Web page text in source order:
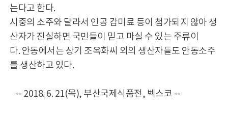
는다고 한다.
시중의 소주와 달라서 인공 감미료 등이 첨가되지 않아 생
산자가 진실하면 국민들이 믿고 마실 수 있는 주류이
다. 안동에서는 상기 조옥화씨 외의 생산자들도 안동소주
를 생산하고 있다.
-- 2018. 6. 21(목), 부산국제식품전, 벡스코 --